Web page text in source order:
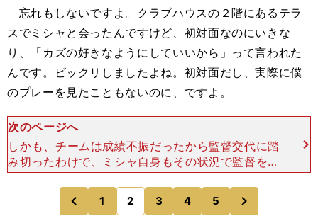
忘れもしないですよ。クラブハウスの２階にあるテラ
スでミシャと会ったんですけど、初対面なのにいきな
り、「カズの好きなようにしていいから」って言われた
んです。ビックリしましたよね。初対面だし、実際に僕
のプレーを見たこともないのに、ですよ。
次のページへ
しかも、チームは成績不振だったから監督交代に踏
み切ったわけで、ミシャ自身もその状況で監督を引
き受けたわけだから、ひとりの選手のことを気にし
ている余裕なんてないはず。それなのに、どこか余
裕があったという
前
のページへ
1 2 3 4 5
のページへ